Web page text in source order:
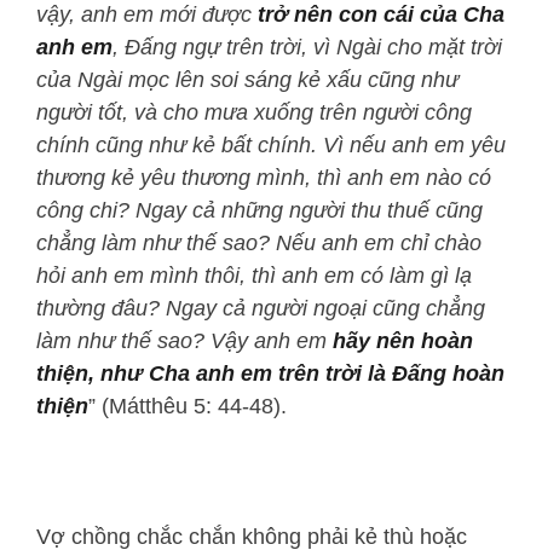
vậy, anh em mới được trở nên con cái của Cha
anh em, Đấng ngự trên trời, vì Ngài cho mặt trời
của Ngài mọc lên soi sáng kẻ xấu cũng như
người tốt, và cho mưa xuống trên người công
chính cũng như kẻ bất chính. Vì nếu anh em yêu
thương kẻ yêu thương mình, thì anh em nào có
công chi? Ngay cả những người thu thuế cũng
chẳng làm như thế sao? Nếu anh em chỉ chào
hỏi anh em mình thôi, thì anh em có làm gì lạ
thường đâu? Ngay cả người ngoại cũng chẳng
làm như thế sao? Vậy anh em hãy nên hoàn
thiện, như Cha anh em trên trời là Đấng hoàn
thiện” (Mátthêu 5: 44-48).
Vợ chồng chắc chắn không phải kẻ thù hoặc